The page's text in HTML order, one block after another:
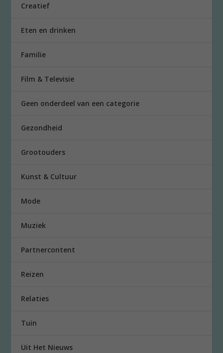
Creatief
Eten en drinken
Familie
Film & Televisie
Geen onderdeel van een categorie
Gezondheid
Grootouders
Kunst & Cultuur
Mode
Muziek
Partnercontent
Reizen
Relaties
Tuin
Uit Het Nieuws